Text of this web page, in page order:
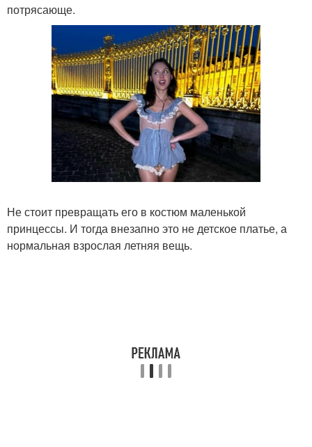
потрясающе.
Не стоит превращать его в костюм маленькой
принцессы. И тогда внезапно это не детское платье, а
нормальная взрослая летняя вещь.